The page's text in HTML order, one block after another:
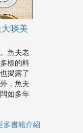
啖美
魚夫老
樣的料
揭露了
，魚夫
如多年
多書籍介紹